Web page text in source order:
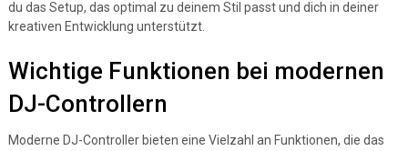
du das Setup, das optimal zu deinem Stil passt und dich in deiner
kreativen Entwicklung unterstützt.
Wichtige Funktionen bei modernen
DJ-Controllern
Moderne DJ-Controller bieten eine Vielzahl an Funktionen, die das